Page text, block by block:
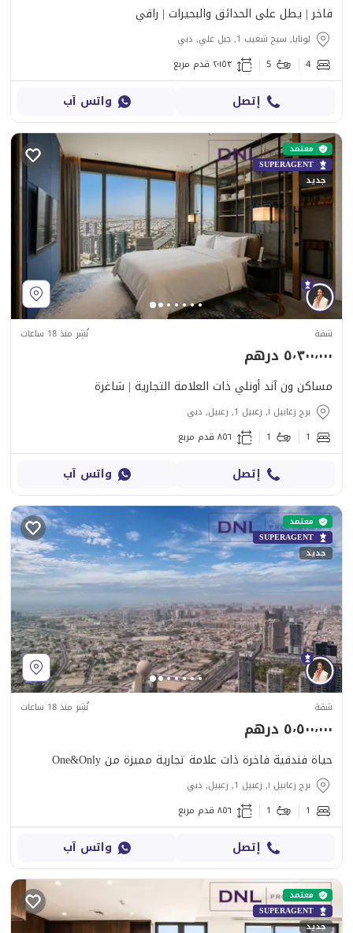
فاخر | يطل على الحدائق والبحيرات | راقي
لونايا, سيح شعيب 1, جبل علي, دبي
4
5 ٢٬١٥٣ قدم مربع
إتصل واتس آب
معتمد
SUPERAGENT
جديد
شقة نُشِر منذ 18 ساعات
٥٬٣٠٠٬٠٠٠ درهم
مساكن ون آند أونلي ذات العلامة التجارية | شاغرة
برج زعابيل ١, زعبيل 1, زعبيل, دبي
1
1 ٨٥٦ قدم مربع
إتصل واتس آب
معتمد
SUPERAGENT
جديد
شقة نُشِر منذ 18 ساعات
٥٬٥٠٠٬٠٠٠ درهم
حياة فندقية فاخرة ذات علامة تجارية مميزة من One&Only
برج زعابيل ١, زعبيل 1, زعبيل, دبي
1
1 ٨٥٦ قدم مربع
إتصل واتس آب
معتمد
SUPERAGENT
جديد